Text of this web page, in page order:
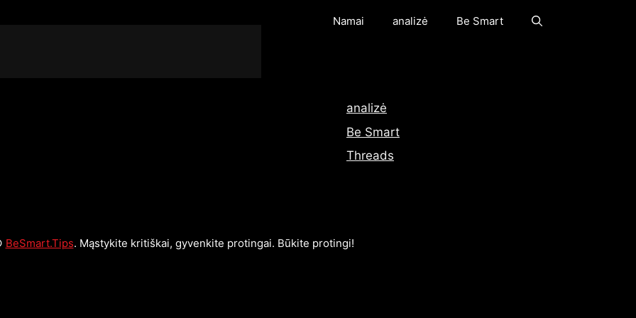
Namai analizė Be Smart
analizė
Be Smart
Threads
BeSmart.Tips. Mąstykite kritiškai, gyvenkite protingai. Būkite protingi!